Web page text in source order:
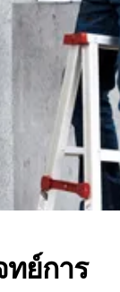
ย์การ